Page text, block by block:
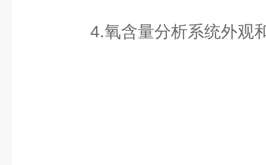
4.氧含量分析系统外观